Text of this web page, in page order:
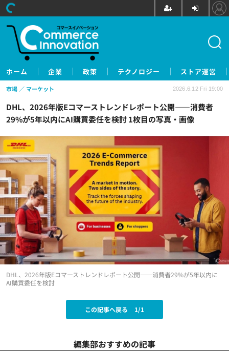
ホーム 企業 政策 テクノロジー ストア運営
DHL、2026年版Eコマーストレンドレポート公開——消費者
29%が5年以内にAI購買委任を検討 1枚目の写真・画像
市場 マーケット 2026.6.12 Fri 19:00
DHL、2026年版Eコマーストレンドレポート公開——消費者29%が5年以内に
AI購買委任を検討
この記事へ戻る 1/1
編集部おすすめの記事